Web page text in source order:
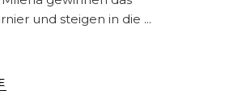
und steigen in die